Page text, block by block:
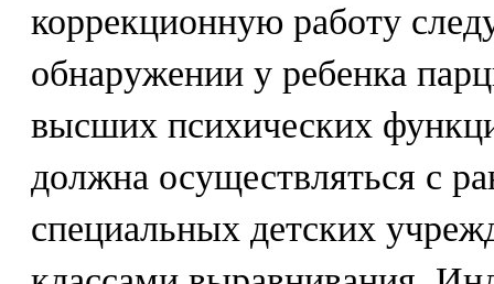
коррекционную работу
обнаружении у ребенка
высших психических
должна осуществляться с
специальных детских